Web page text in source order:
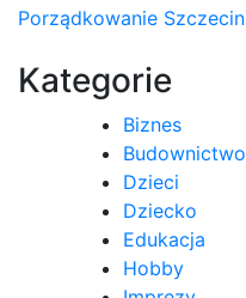
Nawigacja
wpisu
Porządkowanie Szczecin
Kategorie
Biznes
Budownictwo
Dzieci
Dziecko
Edukacja
Hobby